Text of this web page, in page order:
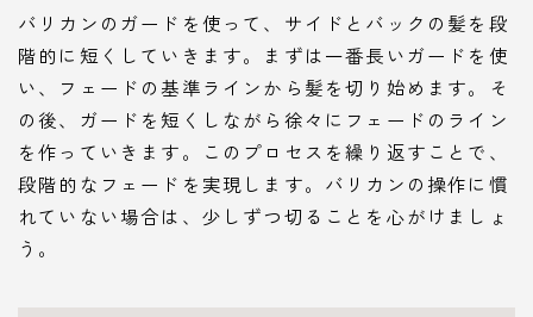
バリカンのガードを使って、サイドとバックの髪を段
階的に短くしていきます。まずは一番長いガードを使
い、フェードの基準ラインから髪を切り始めます。そ
の後、ガードを短くしながら徐々にフェードのライン
を作っていきます。このプロセスを繰り返すことで、
段階的なフェードを実現します。バリカンの操作に慣
れていない場合は、少しずつ切ることを心がけましょ
う。